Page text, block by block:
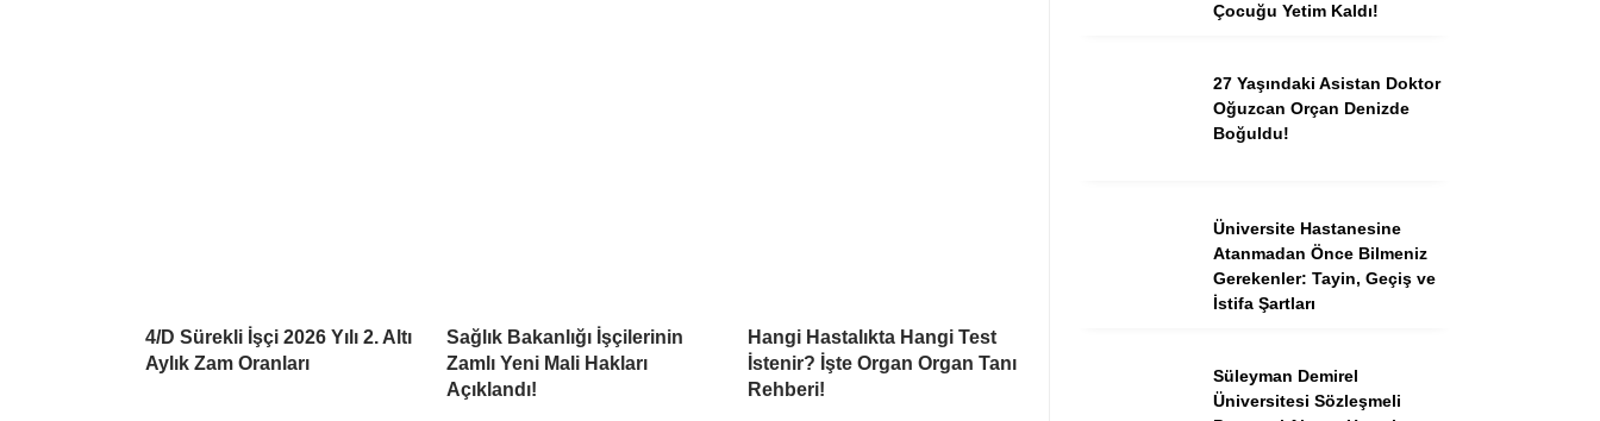
Telegram
4/D Sürekli İşçi 2026 Yılı 2. Altı
Aylık Zam Oranları
Sağlık Bakanlığı İşçilerinin
Zamlı Yeni Mali Hakları
Açıklandı!
Hangi Hastalıkta Hangi Test
İstenir? İşte Organ Organ Tanı
Rehberi!
Çocuğu Yetim Kaldı!
27 Yaşındaki Asistan Doktor
Oğuzcan Orçan Denizde
Boğuldu!
Üniversite Hastanesine
Atanmadan Önce Bilmeniz
Gerekenler: Tayin, Geçiş ve
İstifa Şartları
Süleyman Demirel
Üniversitesi Sözleşmeli